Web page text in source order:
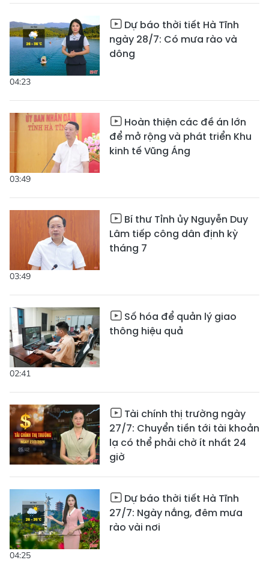
04:23
Dự báo thời tiết Hà Tĩnh
ngày 28/7: Có mưa rào và
dông
03:49
Hoàn thiện các đề án lớn
để mở rộng và phát triển Khu
kinh tế Vũng Áng
03:49
Bí thư Tỉnh ủy Nguyễn Duy
Lâm tiếp công dân định kỳ
tháng 7
02:41
Số hóa để quản lý giao
thông hiệu quả
Tài chính thị trường ngày
27/7: Chuyển tiền tới tài khoản
lạ có thể phải chờ ít nhất 24
giờ
04:25
Dự báo thời tiết Hà Tĩnh
27/7: Ngày nắng, đêm mưa
rào vài nơi